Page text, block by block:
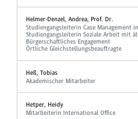
Helmer-Denzel, Andrea, Prof. Dr.
Studiengangsleiterin Case Management
Studiengangsleiterin Soziale Arbeit mit
Bürgerschaftliches Engagement
Örtliche Gleichstellungsbeauftragte
Heß, Tobias
Akademischer Mitarbeiter
Hetper, Heidy
Mitarbeiterin International Office